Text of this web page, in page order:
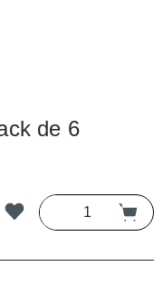
de 6